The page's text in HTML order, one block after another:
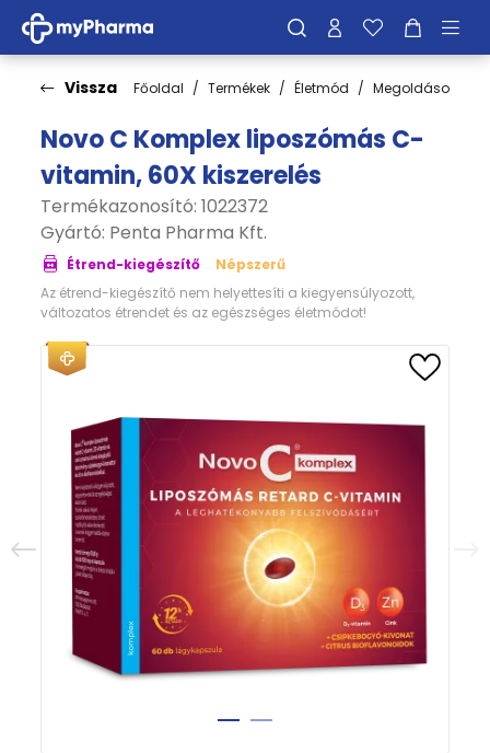
Vissza Főoldal Termékek Életmód Megoldások
Novo C Komplex liposzómás C-
vitamin, 60X kiszerelés
Termékazonosító: 1022372
Gyártó: Penta Pharma Kft.
Étrend-kiegészítő
Népszerű
Az étrend-kiegészítő nem helyettesíti a kiegyensúlyozott,
változatos étrendet és az egészséges életmódot!